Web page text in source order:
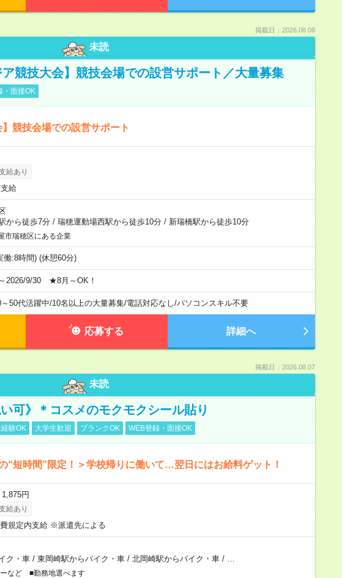
掲載日：2026.08.08
未読
競技大会】競技会場での設営サポート／大量募集
・面接OK
】競技会場での設営サポート
給あり
給
から徒歩7分/ 瑞穂運動場西駅から徒歩10分/ 新瑞橋駅から徒歩10分
市瑞穂区にある企業
働:8時間) (休憩60分)
～2026/9/30 ★8月～OK！
50代活躍中/10名以上の大量募集/電話対応なし/パソコンスキル不要
応募する 詳細へ
掲載日：2026.08.07
未読
可》＊コスメのモクモクシール貼り
験OK 大学生歓迎 ブランクOK WEB登録・面接OK
“短時間”限定！＞学校帰りに働いて…翌日にはお給料ゲット！
円
給あり
規定内支給 ※派遣先による
ク・車/ 東岡崎駅からバイク・車/ 北岡崎駅からバイク・車/
など ■勤務地選べます